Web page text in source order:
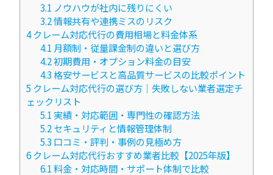
3.1 ノウハウが社内に残りにくい
3.2情報共有や連携ミスのリスク
4クレーム対応代行の費用相場と料金体系
4.1 月額制・従量課金制の違いと選び方
4.2初期費用・オプション料金の目安
4.3格安サービスと高品質サービスの比較ポイント
5 クレーム対応代行の選び方｜失敗しない業者選定チ
ェックリスト
5.1 実績・対応範囲・専門性の確認方法
5.2セキュリティと情報管理体制
5.3 口コミ・評判・事例の見極め方
6クレーム対応代行おすすめ業者比較【2025年版】
6.1料金・対応時間・サポート体制で比較